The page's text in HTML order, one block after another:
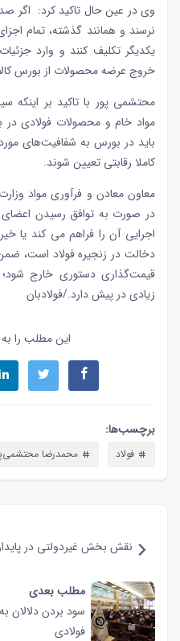
وی در عین حال تاکید کرد: اگر
نرسند و همانند گذشته، تمام
یکدیگر تکلیف کنند و وارد
خروج عرضه محصولات از بورس
محتشمی پور با تاکید بر
مواد خام و محصولات فولادی
باید در بورس به شفافیت‌های
کاملا رقابتی تعیین شوند.
معاون معادن و فرآوری مواد
در صورت به توافق رسیدن اعضای
اجرایی آن را فراهم می کند یا
دخالت در زنجیره فولاد است،
قیمت‌گذاری دستوری خارج شود؛
زیادی در پیش دارد./فولادبان
این مطلب را
برچسب‌ها:
فولاد محمدرضا
نقش‌ بخش غیردولتی در
مطلب بعدی
سود بردن دلالان
فولادی